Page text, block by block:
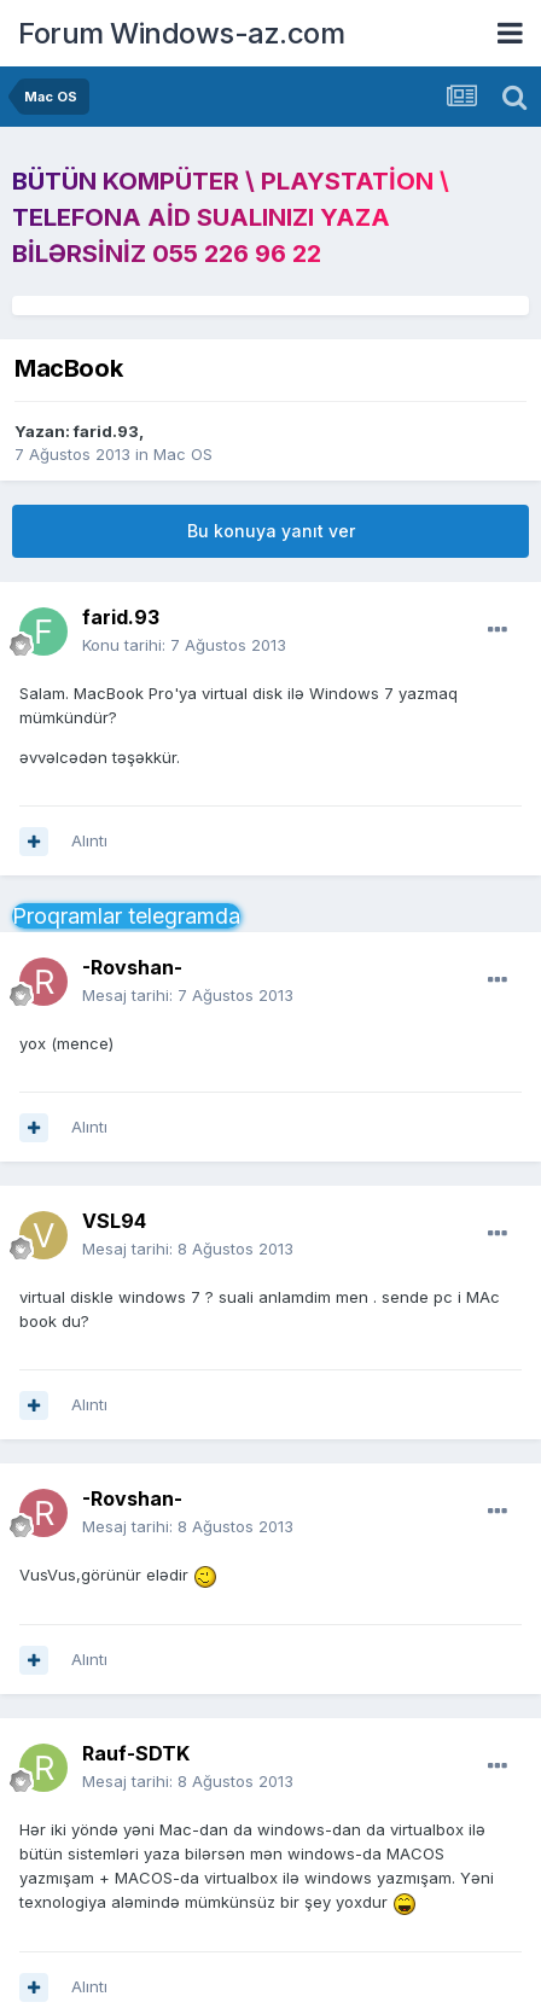
Forum Windows-az.com
Mac OS
BÜTÜN KOMPÜTER \ PLAYSTATION \
TELEFONA AID SUALINIZI YAZA
BILƏRSINIZ 055 226 96 22
MacBook
Yazan:farid.93,
7 Ağustos 2013 in Mac OS
Bu konuya yanıt ver
farid.93
Konu tarihi: 7 Ağustos 2013
Salam. MacBook Pro'ya virtual disk ilə Windows 7 yazmaq
mümkündür?
əvvəlcədən təşəkkür.
Alıntı
Proqramlar telegramda
-Rovshan-
Mesaj tarihi: 7 Ağustos 2013
yox (mence)
Alıntı
VSL94
Mesaj tarihi: 8 Ağustos 2013
virtual diskle windows 7 ? suali anlamdim men . sende pc i MAc
book du?
Alıntı
-Rovshan-
Mesaj tarihi: 8 Ağustos 2013
VusVus,görünür elədir
Alıntı
Rauf-SDTK
Mesaj tarihi: 8 Ağustos 2013
Hər iki yöndə yəni Mac-dan da windows-dan da virtualbox ilə
bütün sistemləri yaza bilərsən mən windows-da MACOS
yazmışam + MACOS-da virtualbox ilə windows yazmışam. Yəni
texnologiya aləmində mümkünsüz bir şey yoxdur
Alıntı